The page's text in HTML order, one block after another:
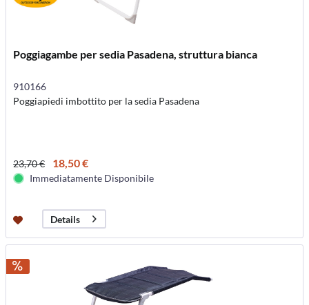
Poggiagambe per sedia Pasadena, struttura bianca
910166
Poggiapiedi imbottito per la sedia Pasadena
23,70 € 18,50 €
Immediatamente Disponibile
Details